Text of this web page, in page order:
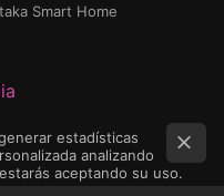
Smart Home
estadísticas
analizando
aceptando su uso.